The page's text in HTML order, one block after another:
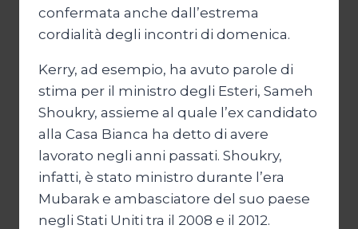
confermata anche dall’estrema
cordialità degli incontri di domenica.
Kerry, ad esempio, ha avuto parole di
stima per il ministro degli Esteri, Sameh
Shoukry, assieme al quale l’ex candidato
alla Casa Bianca ha detto di avere
lavorato negli anni passati. Shoukry,
infatti, è stato ministro durante l’era
Mubarak e ambasciatore del suo paese
negli Stati Uniti tra il 2008 e il 2012.